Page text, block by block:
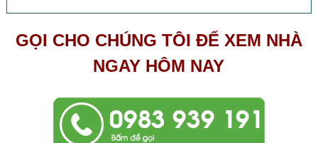
GỌI CHO CHÚNG TÔI ĐỂ XEM NHÀ
NGAY HÔM NAY